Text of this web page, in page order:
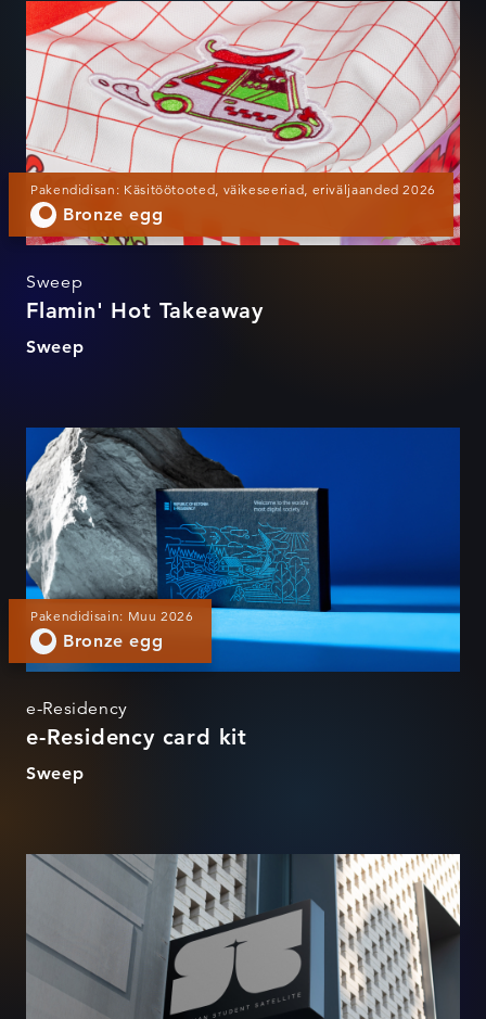
Flamin' Hot Takeaway
Pakendidisan: Käsitöötooted, väikeseeriad, eriväljaanded 2026
Bronze egg
Sweep
Flamin' Hot Takeaway
Sweep
e-Residency card kit
Pakendidisain: Muu 2026
Bronze egg
e-Residency
e-Residency card kit
Sweep
Tudengisateliit